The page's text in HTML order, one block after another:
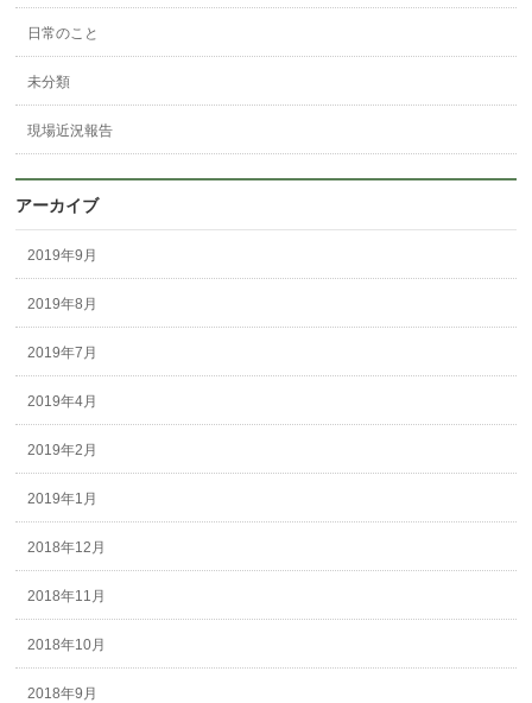
日常のこと
未分類
現場近況報告
アーカイブ
2019年9月
2019年8月
2019年7月
2019年4月
2019年2月
2019年1月
2018年12月
2018年11月
2018年10月
2018年9月